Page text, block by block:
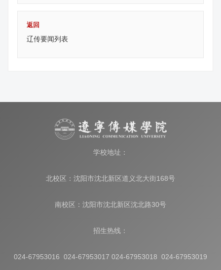
返回
辽传要闻列表
学校地址：
北校区：沈阳市沈北新区道义北大街168号
南校区：沈阳市沈北新区沈北路30号
招生热线：
024-67953016 024-67953017 024-67953018 024-67953019